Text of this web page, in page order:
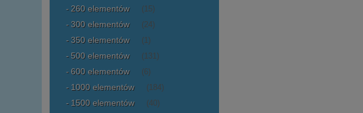
260 elementów (15)
300 elementów (24)
350 elementów (1)
500 elementów (131)
600 elementów (6)
1000 elementów (184)
1500 elementów (40)